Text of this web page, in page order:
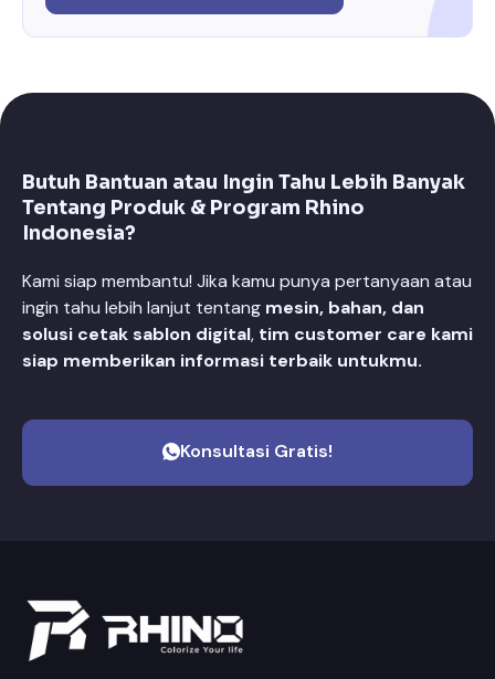
Butuh Bantuan atau Ingin Tahu Lebih Banyak
Tentang Produk & Program Rhino
Indonesia?
Kami siap membantu! Jika kamu punya pertanyaan atau
ingin tahu lebih lanjut tentang mesin, bahan, dan
solusi cetak sablon digital, tim customer care kami
siap memberikan informasi terbaik untukmu.
Konsultasi Gratis!